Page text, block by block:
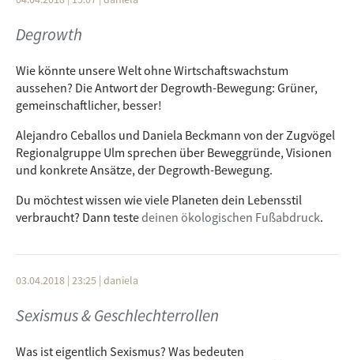
Degrowth
Wie könnte unsere Welt ohne Wirtschaftswachstum
aussehen? Die Antwort der Degrowth-Bewegung: Grüner,
gemeinschaftlicher, besser!
Alejandro Ceballos und Daniela Beckmann von der Zugvögel
Regionalgruppe Ulm sprechen über Beweggründe, Visionen
und konkrete Ansätze, der Degrowth-Bewegung.
Du möchtest wissen wie viele Planeten dein Lebensstil
verbraucht? Dann testedeinen ökologischen Fußabdruck.
03.04.2018 | 23:25 | daniela
Sexismus & Geschlechterrollen
Was ist eigentlich Sexismus? Was bedeuten